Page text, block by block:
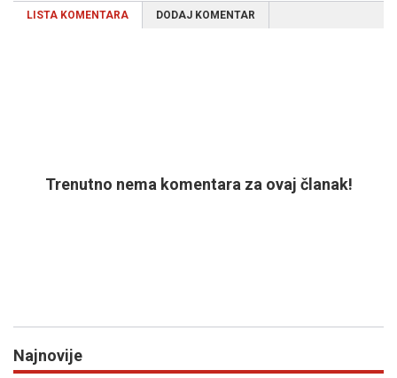
LISTA KOMENTARA DODAJ KOMENTAR
Trenutno nema komentara za ovaj članak!
Najnovije